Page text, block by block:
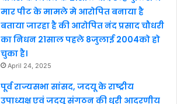
मार पीट के मामले मे आरोपित बनाया है
बताया जारहा है की आरोपित नंद प्रसाद चौधरी
का निधन 21साल पहले 8जुलाई 2004को हो
चुका है।
April 24, 2025
पूर्व राज्यसभा सांसद, जदयू के राष्ट्रीय
उपाध्यक्ष एवं जदयू संगठन की धुरी आदरणीय